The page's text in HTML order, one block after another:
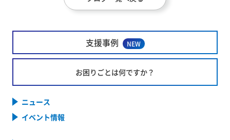
支援事例 NEW
お困りごとは何ですか？
ニュース
イベント情報